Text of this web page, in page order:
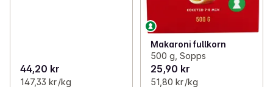
44,20 kr
147,33 kr /kg
Makaroni fullkorn
500 g, Sopps
25,90 kr
51,80 kr /kg